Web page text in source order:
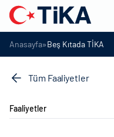
Anasayfa»Beş Kıtada TİKA
Tüm Faaliyetler
Faaliyetler